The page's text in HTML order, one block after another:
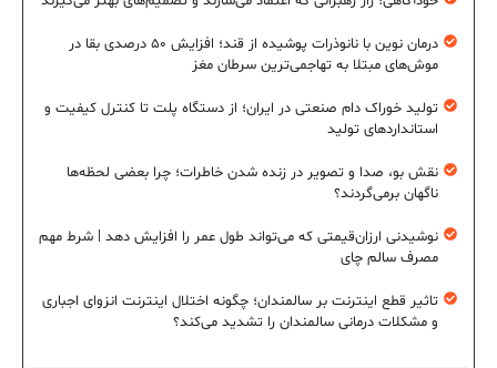
درمان نوین با نانوذرات پوشیده از قند؛ افزایش ۵۰ درصدی بقا در
موش‌های مبتلا به تهاجمی‌ترین سرطان مغز
تولید خوراک دام صنعتی در ایران؛ از دستگاه پلت تا کنترل کیفیت و
استانداردهای تولید
نقش بو، صدا و تصویر در زنده شدن خاطرات؛ چرا بعضی لحظه‌ها
ناگهان برمی‌گردند؟
نوشیدنی ارزان‌قیمتی که می‌تواند طول عمر را افزایش دهد | شرط مهم
مصرف سالم چای
تاثیر قطع اینترنت بر سالمندان؛ چگونه اختلال اینترنت انزوای اجباری
و مشکلات درمانی سالمندان را تشدید می‌کند؟